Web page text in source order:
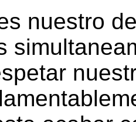
nuestro